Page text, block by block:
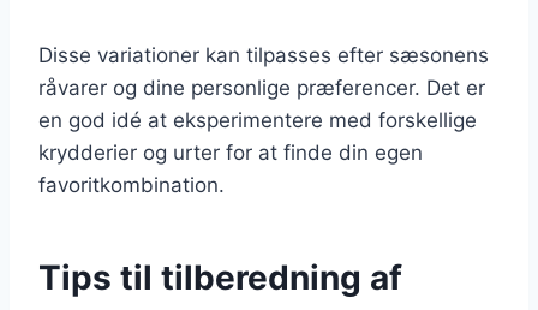
Disse variationer kan tilpasses efter sæsonens
råvarer og dine personlige præferencer. Det er
en god idé at eksperimentere med forskellige
krydderier og urter for at finde din egen
favoritkombination.
Tips til tilberedning af